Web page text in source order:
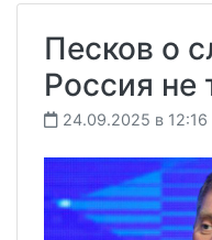
Песков о
Россия не
24.09.2025 в 12:16